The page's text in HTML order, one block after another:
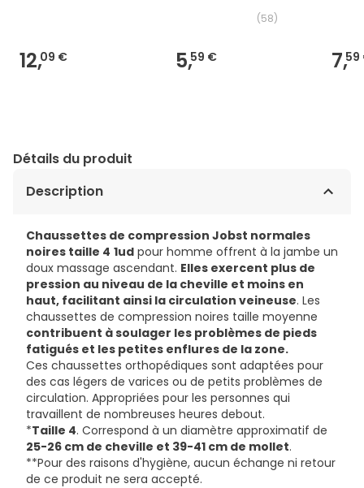
12,09 €
(58)
5,59 € 7,59
Détails du produit
Description
Chaussettes de compression Jobst normales
noires taille 4 1ud pour homme offrent à la jambe un
doux massage ascendant. Elles exercent plus de
pression au niveau de la cheville et moins en
haut, facilitant ainsi la circulation veineuse. Les
chaussettes de compression noires taille moyenne
contribuent à soulager les problèmes de pieds
fatigués et les petites enflures de la zone.
Ces chaussettes orthopédiques sont adaptées pour
des cas légers de varices ou de petits problèmes de
circulation. Appropriées pour les personnes qui
travaillent de nombreuses heures debout.
*Taille 4. Correspond à un diamètre approximatif de
25-26 cm de cheville et 39-41 cm de mollet.
**Pour des raisons d'hygiène, aucun échange ni retour
de ce produit ne sera accepté.